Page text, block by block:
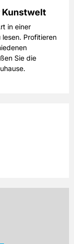
Kunstwelt
in einer
Profitieren
Sie die